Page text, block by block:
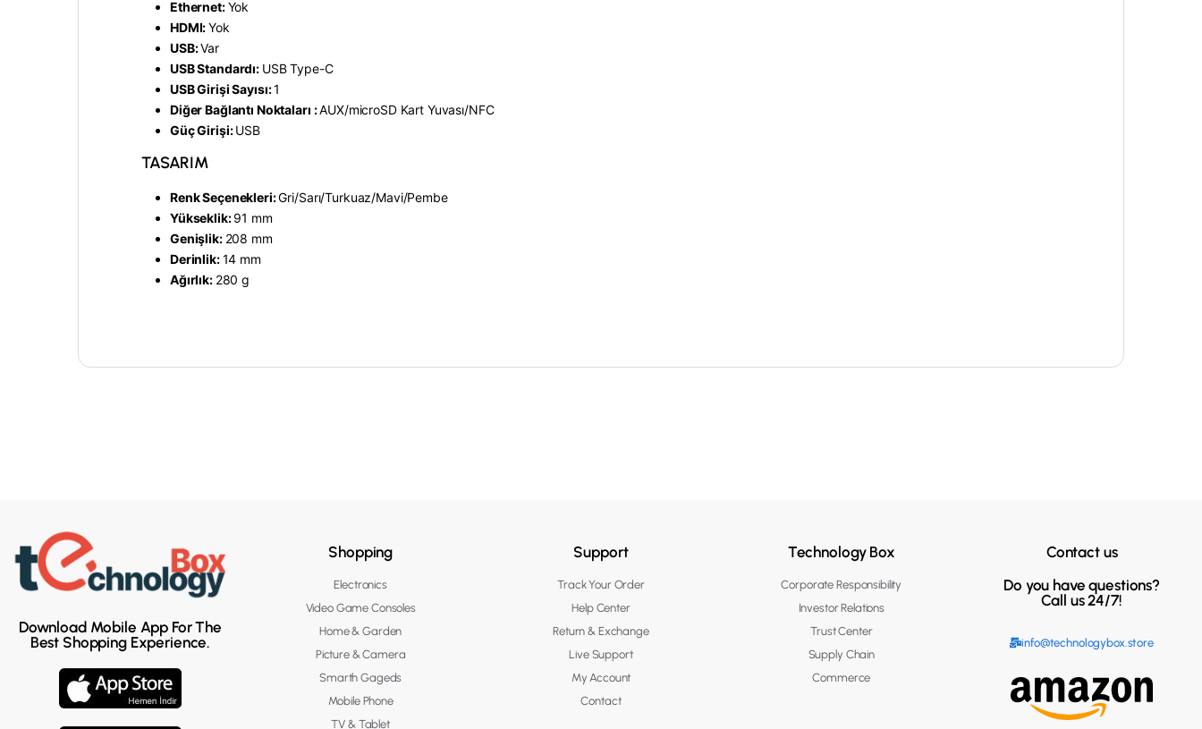
Ethernet:Yok
HDMI:Yok
USB:Var
USB Standardı: USB Type-C
USB Girişi Sayısı:1
Diğer Bağlantı Noktaları :AUX/microSD Kart Yuvası/NFC
Güç Girişi:USB
TASARIM
Renk Seçenekleri:Gri/Sarı/Turkuaz/Mavi/Pembe
Yükseklik:91 mm
Genişlik: 208 mm
Derinlik:14 mm
Ağırlık: 280 g
Download Mobile App For The
Best Shopping Experience.
Shopping
Electronics
Video Game Consoles
Home & Garden
Picture & Camera
Smarth Gageds
Mobile Phone
TV & Tablet
Support
Track Your Order
Help Center
Return & Exchange
Live Support
My Account
Contact
Technology Box
Corporate Responsibility
Investor Relations
Trust Center
Supply Chain
Commerce
Contact us
Do you have questions?
Call us 24/7!
info@technologybox.store